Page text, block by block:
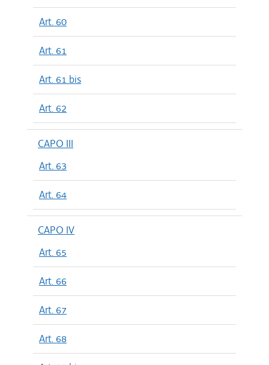
Art. 60
Art. 61
Art. 61 bis
Art. 62
CAPO III
Art. 63
Art. 64
CAPO IV
Art. 65
Art. 66
Art. 67
Art. 68